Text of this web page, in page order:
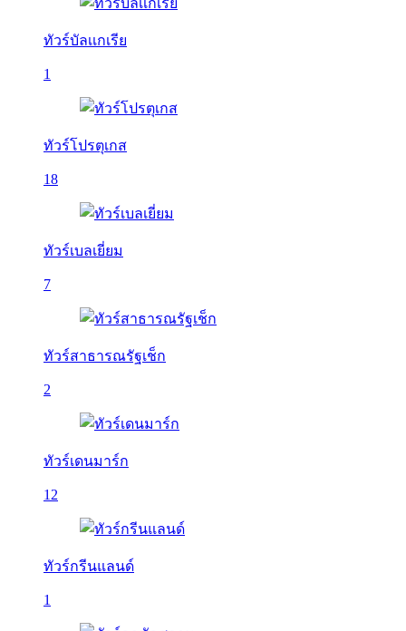
ทัวร์บัลเเกเรีย
1
ทัวร์โปรตุเกส
18
ทัวร์เบลเยี่ยม
7
ทัวร์สาธารณรัฐเช็ก
2
ทัวร์เดนมาร์ก
12
ทัวร์กรีนแลนด์
1